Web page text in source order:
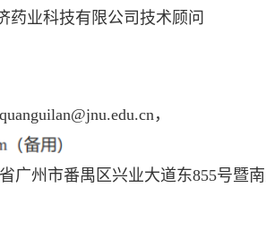
药业科技有限公司技术顾问
quanguilan@jnu.edu.cn，
市番禺区兴业大道东855号暨